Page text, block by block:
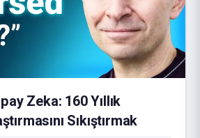
Zeka: 160 Yıllık
Sıkıştırmak